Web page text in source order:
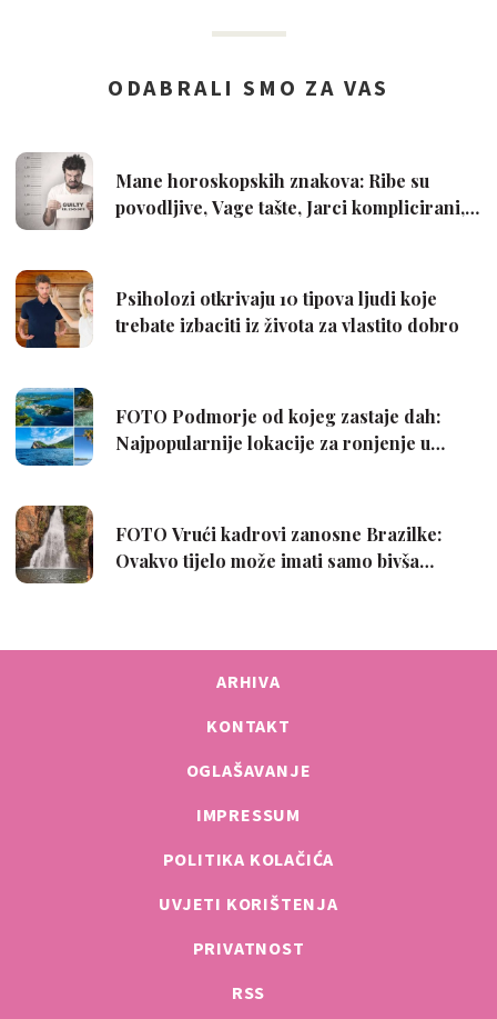
ARHIVA
KONTAKT
OGLAŠAVANJE
IMPRESSUM
POLITIKA KOLAČIĆA
UVJETI KORIŠTENJA
PRIVATNOST
RSS